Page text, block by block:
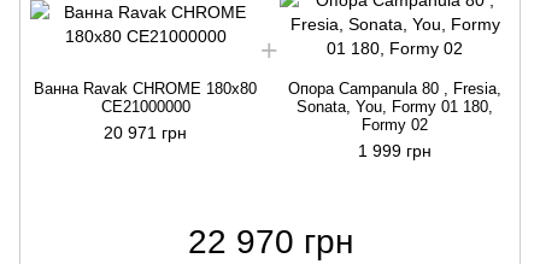
Ванна Ravak CHROME 180x80
CE21000000
20 971 грн
Опора Campanula 80 , Fresia,
Sonata, You, Formy 01 180,
Formy 02
1 999 грн
22 970 грн